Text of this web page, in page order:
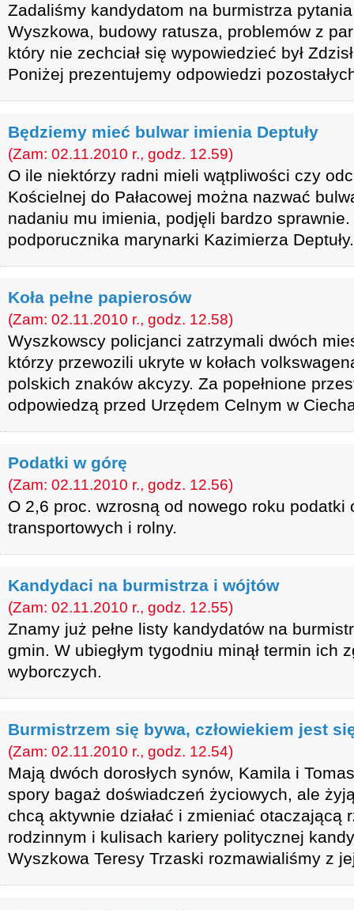
Zadaliśmy kandydatom na burmistrza
Wyszkowa, budowy ratusza, problemów z
który nie zechciał się wypowiedzieć był
Poniżej prezentujemy odpowiedzi
Będziemy mieć bulwar imienia Deptuły
(Zam: 02.11.2010 r., godz. 12.59)
O ile niektórzy radni mieli wątpliwości czy
Kościelnej do Pałacowej można nazwać
nadaniu mu imienia, podjęli bardzo sprawnie.
podporucznika marynarki Kazimierza Deptuły.
Koła pełne papierosów
(Zam: 02.11.2010 r., godz. 12.58)
Wyszkowscy policjanci zatrzymali dwóch
którzy przewozili ukryte w kołach
polskich znaków akcyzy. Za popełnione
odpowiedzą przed Urzędem Celnym w
Podatki w górę
(Zam: 02.11.2010 r., godz. 12.56)
O 2,6 proc. wzrosną od nowego roku podatki
transportowych i rolny.
Kandydaci na burmistrza i wójtów
(Zam: 02.11.2010 r., godz. 12.55)
Znamy już pełne listy kandydatów na
gmin. W ubiegłym tygodniu minął termin ich
wyborczych.
Burmistrzem się bywa, człowiekiem jest
(Zam: 02.11.2010 r., godz. 12.54)
Mają dwóch dorosłych synów, Kamila i
spory bagaż doświadczeń życiowych, ale
chcą aktywnie działać i zmieniać otaczającą
rodzinnym i kulisach kariery politycznej
Wyszkowa Teresy Trzaski rozmawialiśmy z